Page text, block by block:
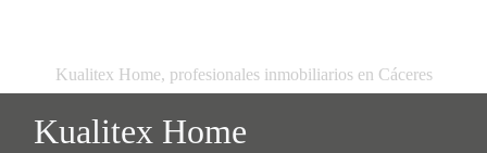
Kualitex Home, profesionales inmobiliarios en Cáceres
Kualitex Home